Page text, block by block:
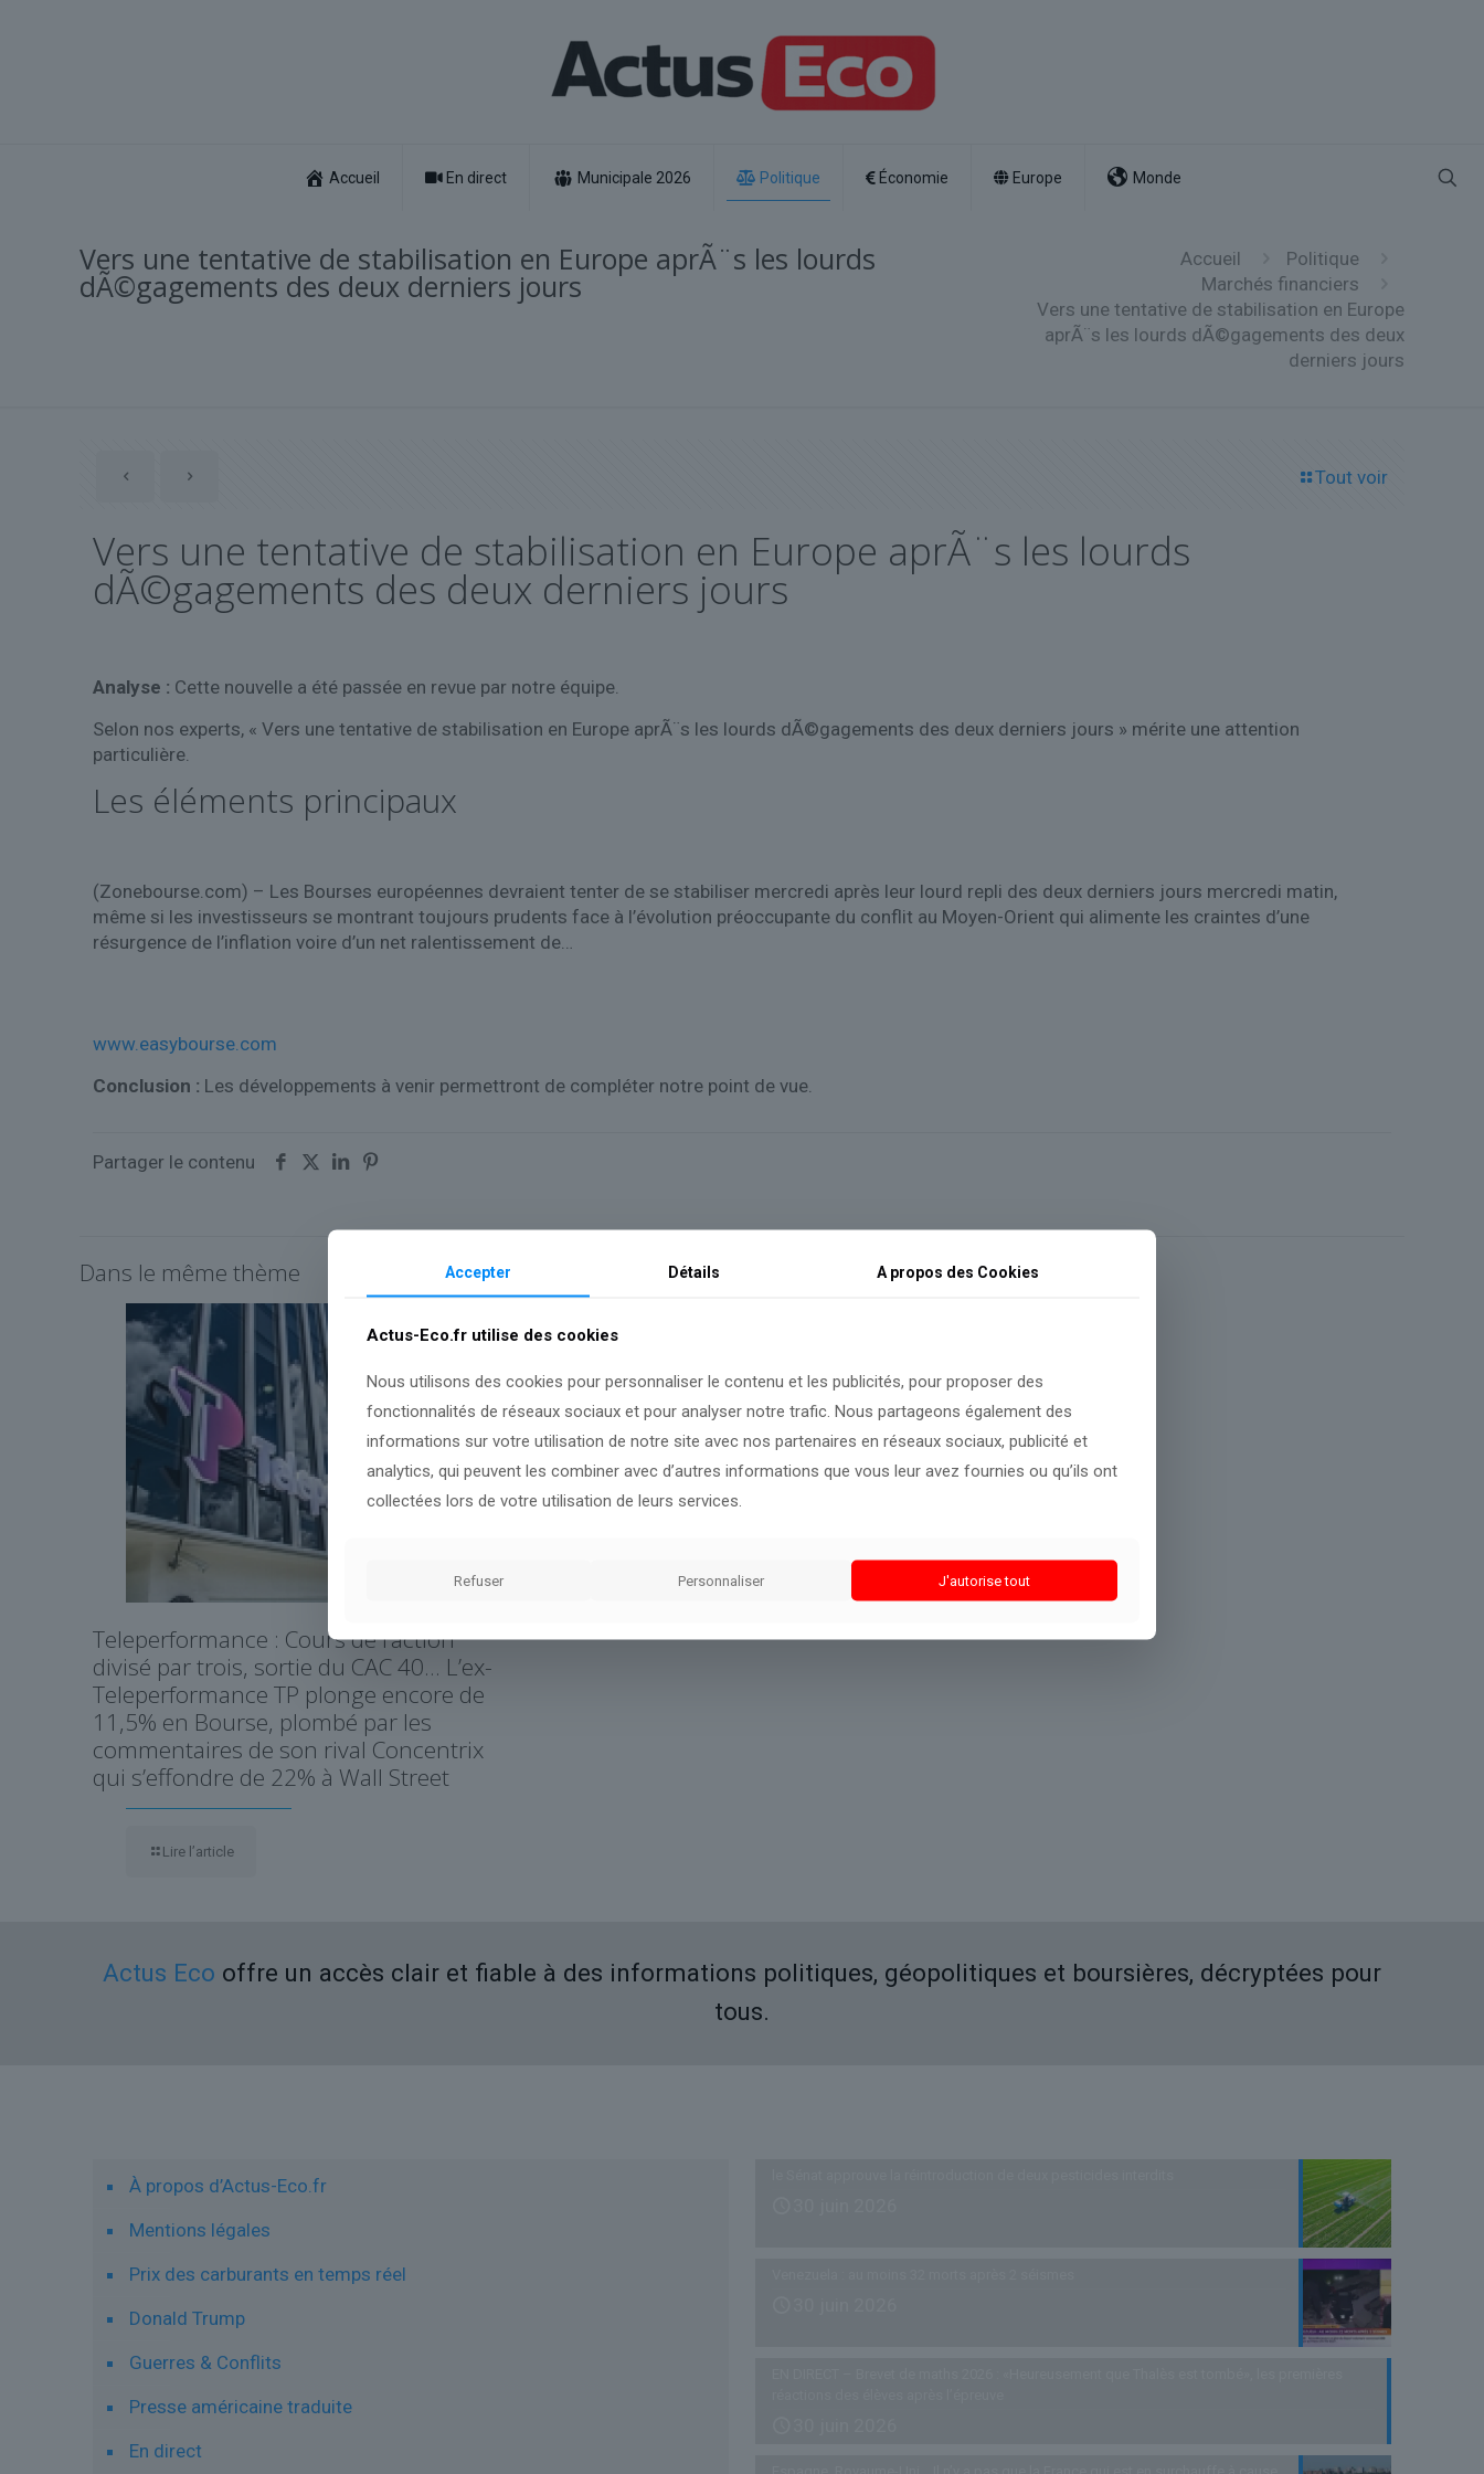
Accueil En direct Municipale 2026 Politique Économie Europe Monde
Vers une tentative de stabilisation en Europe aprÃ¨s les lourds
dÃ©gagements des deux derniers jours
Accueil
Politique
Marchés financiers
Vers une tentative de stabilisation en Europe
aprÃ¨s les lourds dÃ©gagements des deux
derniers jours
Tout voir
Vers une tentative de stabilisation en Europe aprÃ¨s les lourds
dÃ©gagements des deux derniers jours
Analyse : Cette nouvelle a été passée en revue par notre équipe.
Selon nos experts, « Vers une tentative de stabilisation en Europe aprÃ¨s les lourds dÃ©gagements des deux derniers jours » mérite une attention
particulière.
Les éléments principaux
(Zonebourse.com) – Les Bourses européennes devraient tenter de se stabiliser mercredi après leur lourd repli des deux derniers jours mercredi matin,
même si les investisseurs se montrant toujours prudents face à l’évolution préoccupante du conflit au Moyen-Orient qui alimente les craintes d’une
résurgence de l’inflation voire d’un net ralentissement de…
www.easybourse.com
Conclusion : Les développements à venir permettront de compléter notre point de vue.
Partager le contenu
Dans le même thème
Teleperformance : Cours de l’action
divisé par trois, sortie du CAC 40… L’ex-
Teleperformance TP plonge encore de
11,5% en Bourse, plombé par les
commentaires de son rival Concentrix
qui s’effondre de 22% à Wall Street
Lire l’article
Actus Eco offre un accès clair et fiable à des informations politiques, géopolitiques et boursières, décryptées pour
tous.
À propos d’Actus-Eco.fr
Mentions légales
Prix des carburants en temps réel
Donald Trump
Guerres & Conflits
Presse américaine traduite
En direct
Accepter Détails A propos des Cookies
Actus-Eco.fr utilise des cookies
Nous utilisons des cookies pour personnaliser le contenu et les publicités, pour proposer des
fonctionnalités de réseaux sociaux et pour analyser notre trafic. Nous partageons également des
informations sur votre utilisation de notre site avec nos partenaires en réseaux sociaux, publicité et
analytics, qui peuvent les combiner avec d’autres informations que vous leur avez fournies ou qu’ils ont
collectées lors de votre utilisation de leurs services.
Refuser Personnaliser J'autorise tout